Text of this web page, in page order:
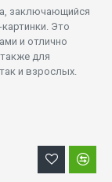
заключающийся
Это
и отлично
для
и взрослых.